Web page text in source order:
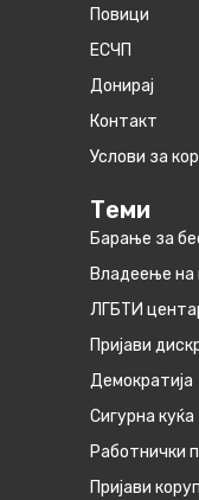
Повици
ЕСЧП
Донирај
Контакт
Услови за
Теми
Барање за
Владеење на
ЛГБТИ
Пријави
Демократија
Сигурна куќа
Работнички
Пријави